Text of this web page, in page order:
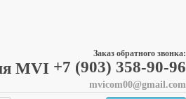
Заказ обратного звонка:
+7 (903) 358-90-96
mvicom00@gmail.com